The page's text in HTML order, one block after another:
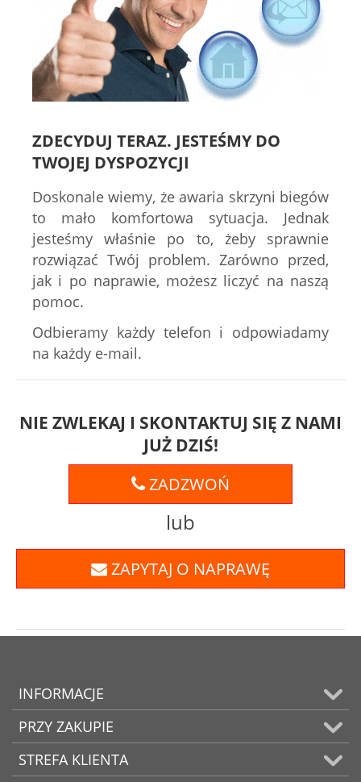
ZDECYDUJ TERAZ. JESTEŚMY DO
TWOJEJ DYSPOZYCJI
Doskonale wiemy, że awaria skrzyni biegów
to mało komfortowa sytuacja. Jednak
jesteśmy właśnie po to, żeby sprawnie
rozwiązać Twój problem. Zarówno przed,
jak i po naprawie, możesz liczyć na naszą
pomoc.
Odbieramy każdy telefon i odpowiadamy
na każdy e-mail.
NIE ZWLEKAJ I SKONTAKTUJ SIĘ Z NAMI
JUŻ DZIŚ!
ZADZWOŃ
lub
ZAPYTAJ O NAPRAWĘ
INFORMACJE
PRZY ZAKUPIE
STREFA KLIENTA